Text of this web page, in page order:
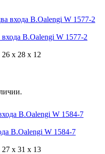
B.Oalengi W 1577-2
26 x 28 x 12
B.Oalengi W 1584-7
27 x 31 x 13